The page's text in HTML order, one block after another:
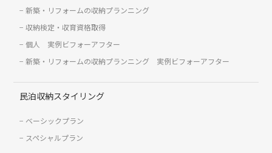
新築・リフォームの収納プランニング
収納検定・収育資格取得
個人 実例ビフォーアフター
新築・リフォームの収納プランニング 実例ビフォーアフター
民泊収納スタイリング
ベーシックプラン
スペシャルプラン